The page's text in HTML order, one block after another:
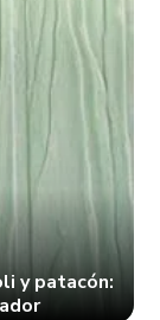
y patacón: